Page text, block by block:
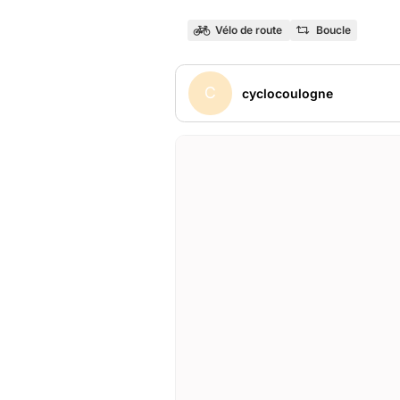
Vélo de route Boucle
C cyclocoulogne